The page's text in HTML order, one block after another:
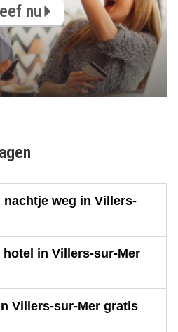
nu
nachtje weg in Villers-
hotel in Villers-sur-Mer
Villers-sur-Mer gratis